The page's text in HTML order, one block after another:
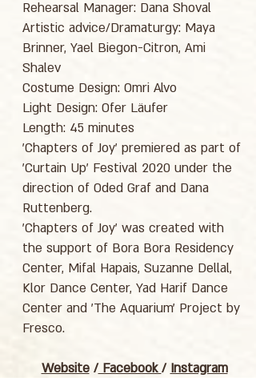
Rehearsal Manager: Dana Shoval
Artistic advice/Dramaturgy: Maya
Brinner, Yael Biegon-Citron, Ami
Shalev
Costume Design: Omri Alvo
Light Design: Ofer Läufer
Length: 45 minutes
'Chapters of Joy' premiered as part of
'Curtain Up' Festival 2020 under the
direction of Oded Graf and Dana
Ruttenberg.
'Chapters of Joy' was created with
the support of Bora Bora Residency
Center, Mifal Hapais, Suzanne Dellal,
Klor Dance Center, Yad Harif Dance
Center and 'The Aquarium' Project by
Fresco.
Website/Facebook/ Instagram